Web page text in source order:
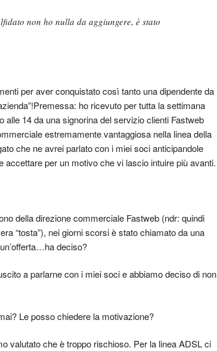
non ho nulla da aggiungere, è stato
per aver conquistato così tanto una dipendente da
Premessa: ho ricevuto per tutta la settimana
alle 14 da una signorina del servizio clienti Fastweb
estremamente vantaggiosa nella linea della
che ne avrei parlato con i miei soci anticipandole
accettare per un motivo che vi lascio intuire più avanti.
della direzione commerciale Fastweb (ndr: quindi
“tosta”), nei giorni scorsi è stato chiamato da una
deciso?
a parlarne con i miei soci e abbiamo deciso di non
Le posso chiedere la motivazione?
valutato che è troppo rischioso. Per la linea ADSL ci